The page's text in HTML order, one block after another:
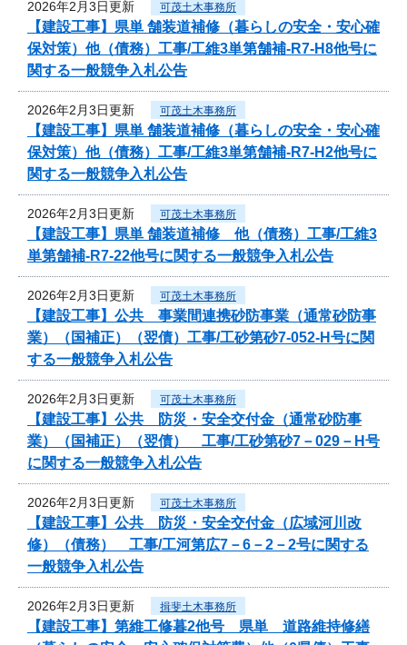
2026年2月3日更新 可茂土木事務所
【建設工事】県単 舗装道補修（暮らしの安全・安心確
保対策）他（債務）工事/工維3単第舗補-R7-H8他号に
関する一般競争入札公告
2026年2月3日更新 可茂土木事務所
【建設工事】県単 舗装道補修（暮らしの安全・安心確
保対策）他（債務）工事/工維3単第舗補-R7-H2他号に
関する一般競争入札公告
2026年2月3日更新 可茂土木事務所
【建設工事】県単 舗装道補修 他（債務）工事/工維3
単第舗補-R7-22他号に関する一般競争入札公告
2026年2月3日更新 可茂土木事務所
【建設工事】公共 事業間連携砂防事業（通常砂防事
業）（国補正）（翌債）工事/工砂第砂7-052-H号に関
する一般競争入札公告
2026年2月3日更新 可茂土木事務所
【建設工事】公共 防災・安全交付金（通常砂防事
業）（国補正）（翌債） 工事/工砂第砂7－029－H号
に関する一般競争入札公告
2026年2月3日更新 可茂土木事務所
【建設工事】公共 防災・安全交付金（広域河川改
修）（債務） 工事/工河第広7－6－2－2号に関する
一般競争入札公告
2026年2月3日更新 揖斐土木事務所
【建設工事】第維工修暮2他号 県単 道路維持修繕